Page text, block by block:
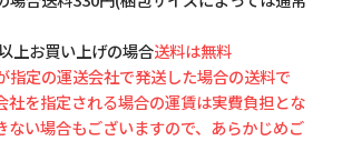
上お買い上げの場合送料は無料
定の運送会社で発送した場合の送料で
社を指定される場合の運賃は実費負担とな
ない場合もございますので、あらかじめご